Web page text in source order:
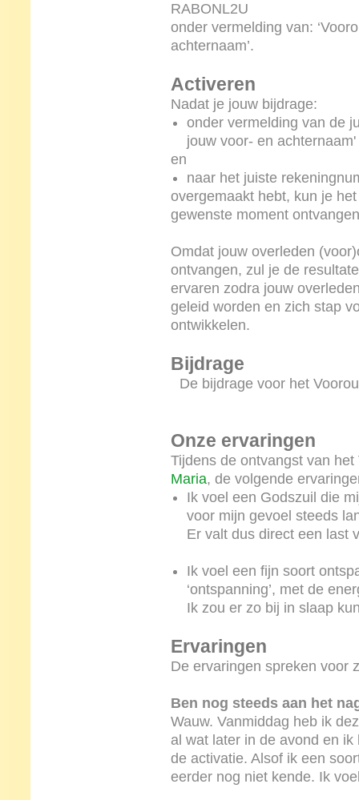
RABONL2U
onder vermelding van:
achternaam’.
Activeren
Nadat je jouw bijdrage:
onder vermelding van de
jouw voor- en achternaam'
en
naar het juiste
overgemaakt hebt, kun je
gewenste moment
Omdat jouw overleden
ontvangen, zul je de
ervaren zodra jouw
geleid worden en zich stap
ontwikkelen.
Bijdrage
De bijdrage voor het
Onze ervaringen
Tijdens de ontvangst van
Maria, de volgende
Ik voel een Godszuil die
voor mijn gevoel steeds
Er valt dus direct een last
Ik voel een fijn soort
‘ontspanning’, met de
Ik zou er zo bij in slaap
Ervaringen
De ervaringen spreken voor
Ben nog steeds aan het
Wauw. Vanmiddag heb ik
al wat later in de avond en
de activatie. Alsof ik een
eerder nog niet kende. Ik